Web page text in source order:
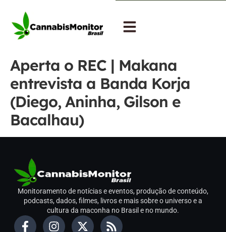
Aperta o REC | Makana
entrevista a Banda Korja
(Diego, Aninha, Gilson e
Bacalhau)
Monitoramento de notícias e eventos, produção de conteúdo,
podcasts, dados, filmes, livros e mais sobre o universo e a
cultura da maconha no Brasil e no mundo.